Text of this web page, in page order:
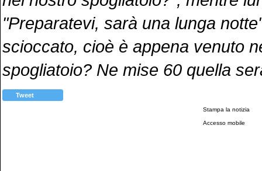
"Preparatevi, sarà una lunga
scioccato, cioè è appena venuto
spogliatoio? Ne mise 60 quella
Tweet
Stampa la notizia
Accesso mobile